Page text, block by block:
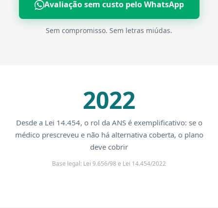
Avaliação sem custo pelo WhatsApp
Sem compromisso. Sem letras miúdas.
2022
Desde a Lei 14.454, o rol da ANS é exemplificativo: se o
médico prescreveu e não há alternativa coberta, o plano
deve cobrir
Base legal: Lei 9.656/98 e Lei 14.454/2022